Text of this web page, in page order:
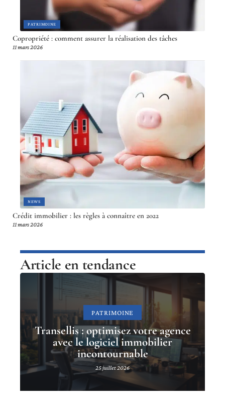
PATRIMOINE
Copropriété : comment assurer la réalisation des tâches
11 mars 2026
NEWS
Crédit immobilier : les règles à connaître en 2022
11 mars 2026
Article en tendance
PATRIMOINE
Transellis : optimisez votre agence
avec le logiciel immobilier
incontournable
25 juillet 2026